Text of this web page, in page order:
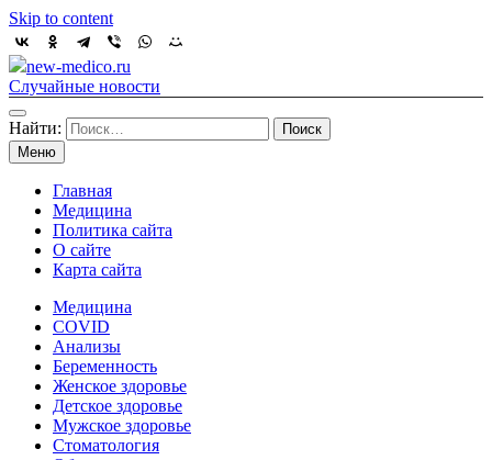
Skip to content
new-medico.ru
Случайные новости
Найти:
Меню
Главная
Медицина
Политика сайта
О сайте
Карта сайта
Медицина
COVID
Анализы
Беременность
Женское здоровье
Детское здоровье
Мужское здоровье
Стоматология